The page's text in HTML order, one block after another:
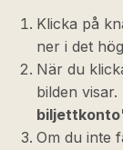
Klicka på
ner i det
När du
bilden
Om du inte